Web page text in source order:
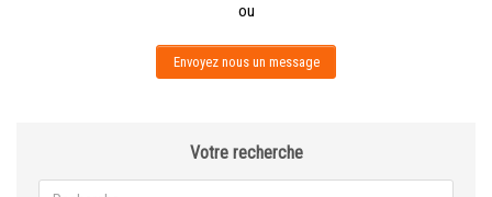
ou
Envoyez nous un message
Votre recherche